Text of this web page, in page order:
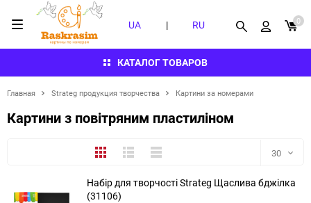
КАТАЛОГ ТОВАРОВ
UA | RU 0
Главная Strateg продукция творчества Картини за номерами
Картини з повітряним пластиліном
ПлиткаПодробноКомпактно 30
30
Набір для творчості Strateg Щаслива бджілка
(31106)